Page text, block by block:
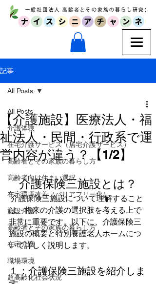
記事
All Posts
介護体験
在宅介護サービス（居宅介護サービス）
高齢者とその家族の暮らし方
高齢者向け住まい選択
在宅環境改善（バリアフリー化）
施設介護
高齢者とその家族の暮らし方
在宅介護
職場環境
超高齢化社会状況
All Posts
【介護施設】医療法人・福
祉法人・民間・行政系で運
営内容が違う？【1/2】
介護保険三施設とは？
介護保険三施設について理解すること
は、将来の介護の選択肢を考える上で
非常に重要です。以下に、介護保険三
施設の概要と特別養護老人ホームにつ
いて詳しく説明します。
１：介護保険三施設を紹介しま